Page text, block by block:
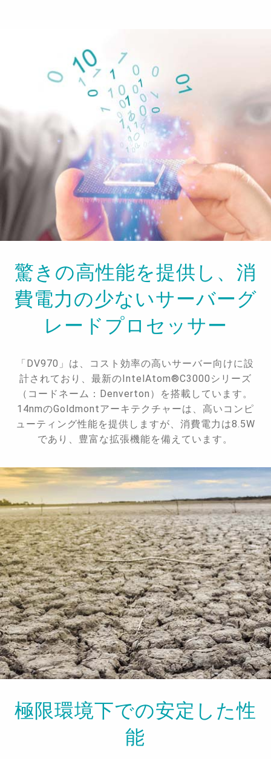
驚きの高性能を提供し、消
費電力の少ないサーバーグ
レードプロセッサー
「DV970」は、コスト効率の高いサーバー向けに設
計されており、最新のIntelAtom®C3000シリーズ
（コードネーム：Denverton）を搭載しています。
14nmのGoldmontアーキテクチャーは、高いコンピ
ューティング性能を提供しますが、消費電力は8.5W
であり、豊富な拡張機能を備えています。
極限環境下での安定した性
能